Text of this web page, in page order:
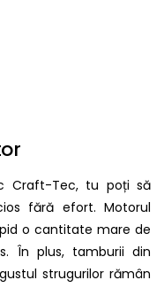
Craft-Tec, tu poți să
fără efort. Motorul
o cantitate mare de
În plus, tamburii din
strugurilor rămân